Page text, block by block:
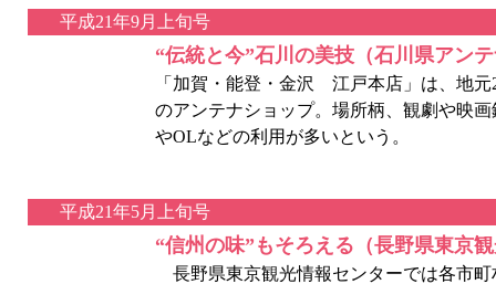
平成21年9月上旬号
“伝統と今”石川の美技（石川県アン
「加賀・能登・金沢 江戸本店」は、地
のアンテナショップ。場所柄、観劇や映
やOLなどの利用が多いという。
平成21年5月上旬号
“信州の味”もそろえる（長野県東京
長野県東京観光情報センターでは各市